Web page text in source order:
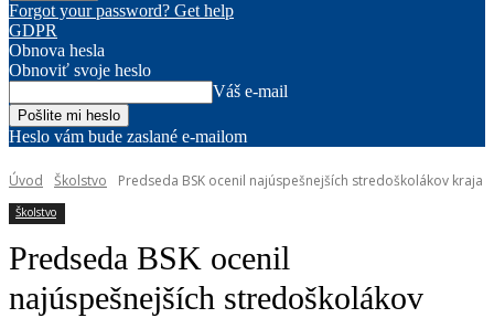
Forgot your password? Get help
GDPR
Obnova hesla
Obnoviť svoje heslo
Váš e-mail
Heslo vám bude zaslané e-mailom
Úvod Školstvo Predseda BSK ocenil najúspešnejších stredoškolákov kraja
Školstvo
Predseda BSK ocenil
najúspešnejších stredoškolákov